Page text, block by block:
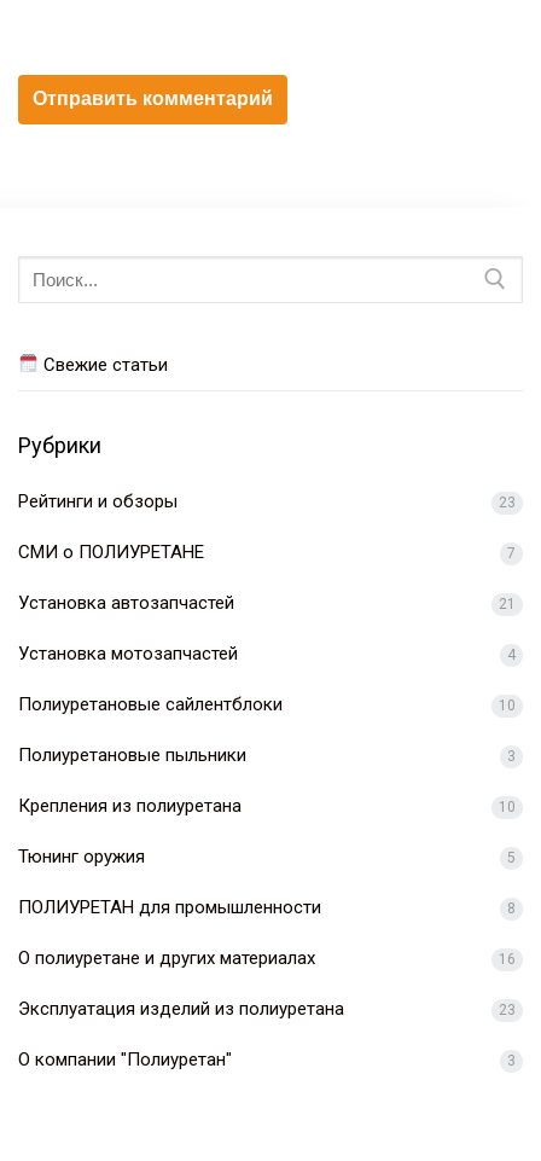
Искать:
Свежие статьи
Рубрики
Рейтинги и обзоры 23
СМИ о ПОЛИУРЕТАНЕ 7
Установка автозапчастей 21
Установка мотозапчастей 4
Полиуретановые сайлентблоки 10
Полиуретановые пыльники 3
Крепления из полиуретана 10
Тюнинг оружия 5
ПОЛИУРЕТАН для промышленности 8
О полиуретане и других материалах 16
Эксплуатация изделий из полиуретана 23
О компании "Полиуретан" 3